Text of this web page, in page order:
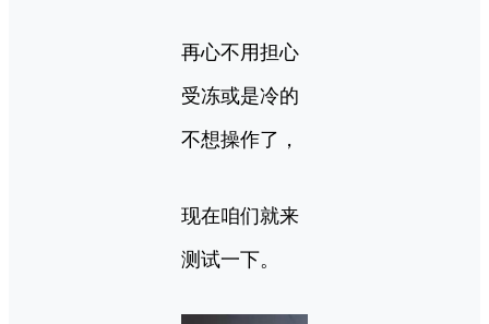
再心不用担心
受冻或是冷的
不想操作了，
现在咱们就来
测试一下。